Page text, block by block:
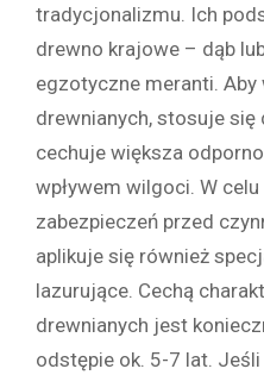
tradycjonalizmu. Ich
drewno krajowe – dąb
egzotyczne meranti. Aby
drewnianych, stosuje
cechuje większa
wpływem wilgoci. W
zabezpieczeń przed
aplikuje się również
lazurujące. Cechą
drewnianych jest
odstępie ok. 5-7 lat.